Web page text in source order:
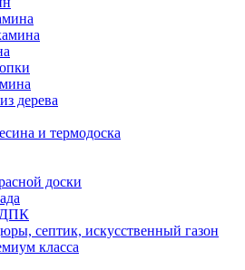
дерева
и термодоска
доски
ДПК
септик, искусственный газон
класса